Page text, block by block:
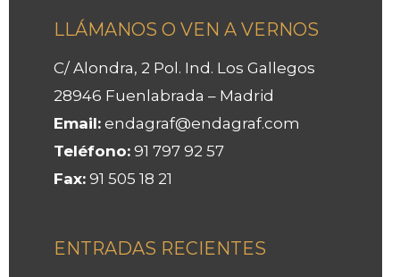
LLÁMANOS O VEN A VERNOS
C/ Alondra, 2 Pol. Ind. Los Gallegos
28946 Fuenlabrada – Madrid
Email: endagraf@endagraf.com
Teléfono: 91 797 92 57
Fax: 91 505 18 21
ENTRADAS RECIENTES